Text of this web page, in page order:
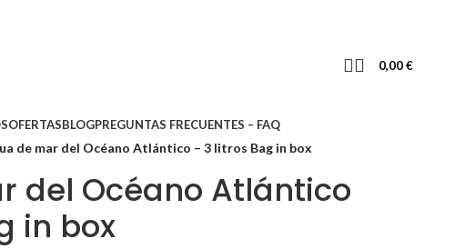
0,00€
OFERTASBLOGPREGUNTAS FRECUENTES – FAQ
de mar del Océano Atlántico – 3 litros Bag in box
del Océano Atlántico
in box